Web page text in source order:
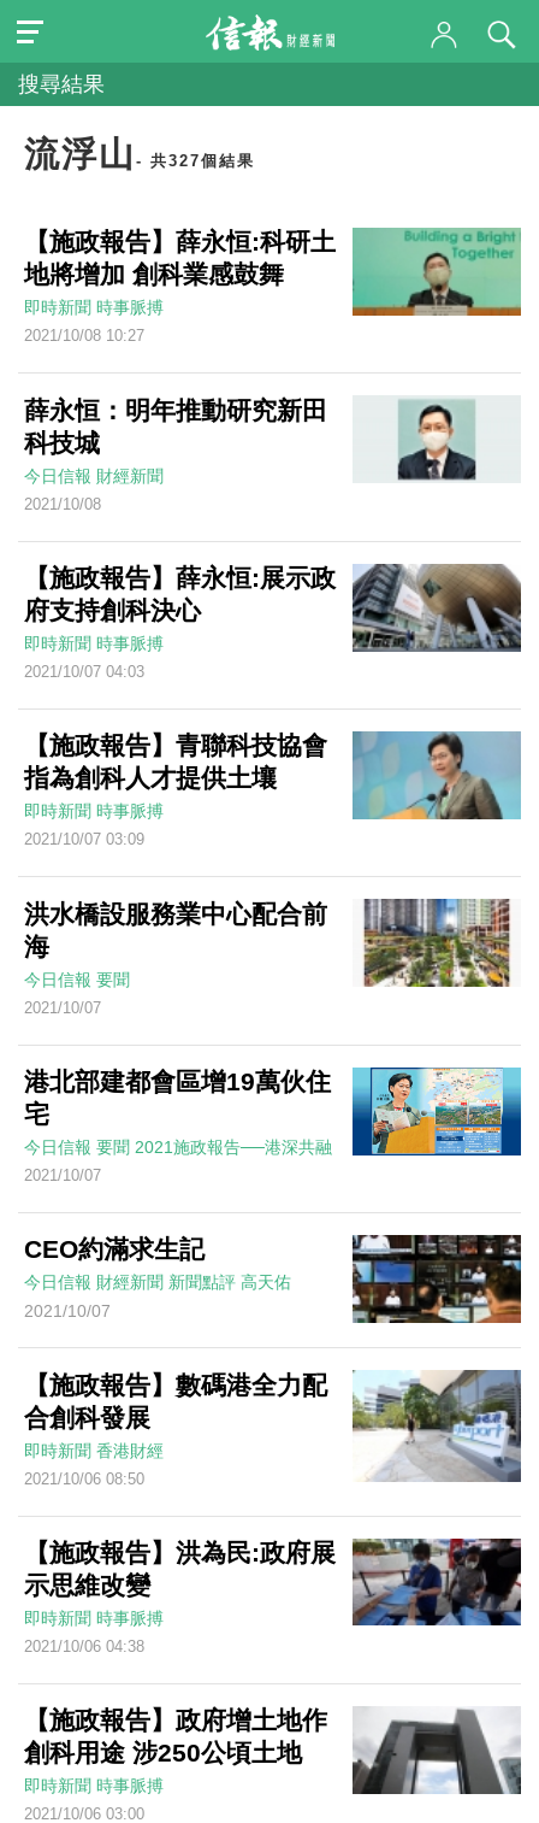
搜尋結果
流浮山 - 共327個結果
【施政報告】薛永恒:科研土
地將增加 創科業感鼓舞
即時新聞 時事脈搏
2021/10/08 10:27
薛永恒：明年推動研究新田
科技城
今日信報 財經新聞
2021/10/08
【施政報告】薛永恒:展示政
府支持創科決心
即時新聞 時事脈搏
2021/10/07 04:03
【施政報告】青聯科技協會
指為創科人才提供土壤
即時新聞 時事脈搏
2021/10/07 03:09
洪水橋設服務業中心配合前
海
今日信報 要聞
2021/10/07
港北部建都會區增19萬伙住
宅
今日信報 要聞 2021施政報告──港深共融
2021/10/07
CEO約滿求生記
今日信報 財經新聞 新聞點評 高天佑
2021/10/07
【施政報告】數碼港全力配
合創科發展
即時新聞 香港財經
2021/10/06 08:50
【施政報告】洪為民:政府展
示思維改變
即時新聞 時事脈搏
2021/10/06 04:38
【施政報告】政府增土地作
創科用途 涉250公頃土地
即時新聞 時事脈搏
2021/10/06 03:00